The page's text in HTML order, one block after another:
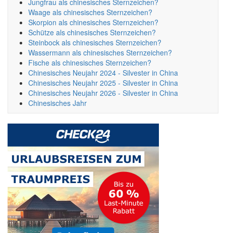
Jungfrau als chinesisches Sternzeichen?
Waage als chinesisches Sternzeichen?
Skorpion als chinesisches Sternzeichen?
Schütze als chinesisches Sternzeichen?
Steinbock als chinesisches Sternzeichen?
Wassermann als chinesisches Sternzeichen?
Fische als chinesisches Sternzeichen?
Chinesisches Neujahr 2024 - Silvester in China
Chinesisches Neujahr 2025 - Silvester in China
Chinesisches Neujahr 2026 - Silvester in China
Chinesisches Jahr